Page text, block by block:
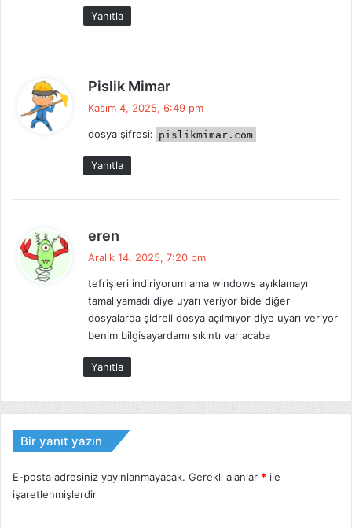
Yanıtla
Pislik Mimar
i
Kasım 4, 2025, 6:49 pm
dosya şifresi: pislikmimar.com
Yanıtla
eren
e
i
k
i
:
Aralık 14, 2025, 7:20 pm
tefrişleri indiriyorum ama windows ayıklamayı
tamalıyamadı diye uyarı veriyor bide diğer
dosyalarda şidreli dosya açılmıyor diye uyarı veriyor
benim bilgisayardamı sıkıntı var acaba
Yanıtla
Bir yanıt yazın
E-posta adresiniz yayınlanmayacak. Gerekli alanlar * ile
işaretlenmişlerdir